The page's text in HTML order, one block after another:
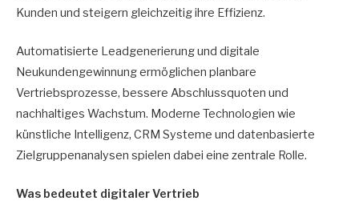
Kunden und steigern gleichzeitig ihre Effizienz.
Automatisierte Leadgenerierung und digitale
Neukundengewinnung ermöglichen planbare
Vertriebsprozesse, bessere Abschlussquoten und
nachhaltiges Wachstum. Moderne Technologien wie
künstliche Intelligenz, CRM Systeme und datenbasierte
Zielgruppenanalysen spielen dabei eine zentrale Rolle.
Was bedeutet digitaler Vertrieb